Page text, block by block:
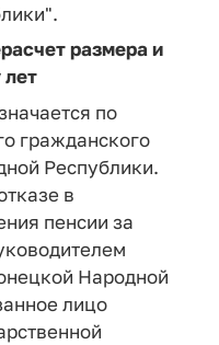
размера и
лет
по
гражданского
Республики.
в
пенсии за
Народной
лицо